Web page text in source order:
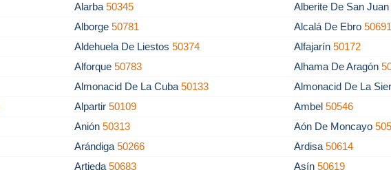
Alarba50345 Alberite De San
Alborge50781 Alcalá De Ebro50691
Aldehuela De Liestos50374 Alfajarín50172
Alforque50783 Alhama De Aragón
Almonacid De La Cuba50133 Almonacid De La
Alpartir50109 Ambel50546
Anión50313 Aón De Moncayo
Arándiga50266 Ardisa50614
Artieda50683 Asín50619